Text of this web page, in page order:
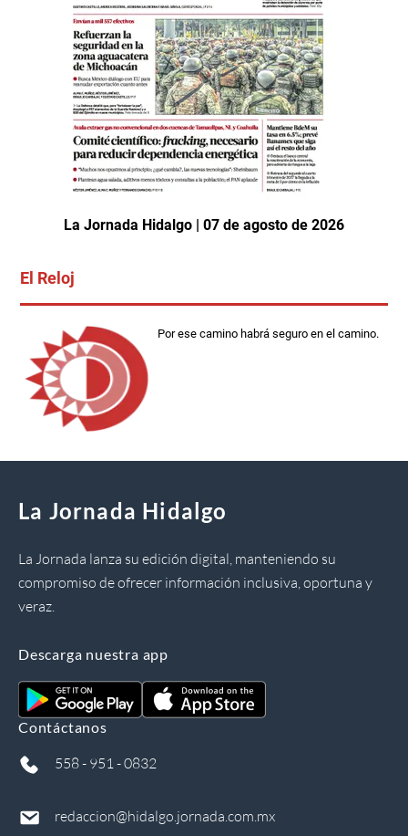
La Jornada Hidalgo | 07 de agosto de 2026
El Reloj
Por ese camino habrá seguro en el camino.
La Jornada Hidalgo
La Jornada lanza su edición digital, manteniendo su
compromiso de ofrecer información inclusiva, oportuna y
veraz.
Descarga nuestra app
Contáctanos
558 - 951 - 0832
redaccion@hidalgo.jornada.com.mx